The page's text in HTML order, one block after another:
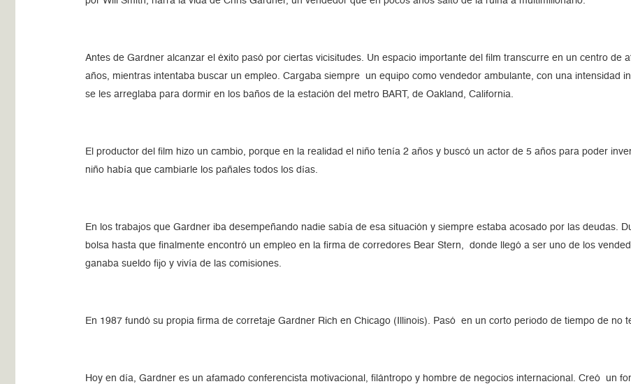
Antes de Gardner alcanzar el éxito pasó por ciertas vicisitudes. Un espacio importante del film transcurre en un centro de
años, mientras intentaba buscar un empleo. Cargaba siempre un equipo como vendedor ambulante, con una intensidad
se les arreglaba para dormir en los baños de la estación del metro BART, de Oakland, California.
El productor del film hizo un cambio, porque en la realidad el niño tenía 2 años y buscó un actor de 5 años para poder
niño había que cambiarle los pañales todos los días.
En los trabajos que Gardner iba desempeñando nadie sabía de esa situación y siempre estaba acosado por las deudas.
bolsa hasta que finalmente encontró un empleo en la firma de corredores Bear Stern, donde llegó a ser uno de los
ganaba sueldo fijo y vivía de las comisiones.
En 1987 fundó su propia firma de corretaje Gardner Rich en Chicago (Illinois). Pasó en un corto periodo de tiempo de no
Hoy en día, Gardner es un afamado conferencista motivacional, filántropo y hombre de negocios internacional. Creó un